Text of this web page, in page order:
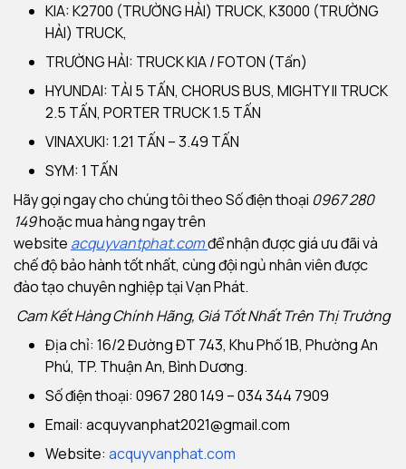
KIA: K2700 (TRƯỜNG HẢI) TRUCK, K3000 (TRƯỜNG
HẢI) TRUCK,
TRƯỜNG HẢI: TRUCK KIA / FOTON (Tấn)
HYUNDAI: TẢI 5 TẤN, CHORUS BUS, MIGHTY II TRUCK
2.5 TẤN, PORTER TRUCK 1.5 TẤN
VINAXUKI: 1.21 TẤN – 3.49 TẤN
SYM: 1 TẤN
Hãy gọi ngay cho chúng tôi theo Số điện thoại 0967 280
149hoặc mua hàng ngay trên
website acquyvantphat.comđể nhận được giá ưu đãi và
chế độ bảo hành tốt nhất, cùng đội ngủ nhân viên được
đào tạo chuyên nghiệp tại Vạn Phát.
Cam Kết Hàng Chính Hãng, Giá Tốt Nhất Trên Thị Trường
Địa chỉ: 16/2 Đường ĐT 743, Khu Phố 1B, Phường An
Phú, TP. Thuận An, Bình Dương.
Số điện thoại: 0967 280 149 – 034 344 7909
Email: acquyvanphat2021@gmail.com
Website: acquyvanphat.com